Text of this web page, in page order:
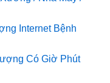
Internet Bệnh
Có Giờ Phút